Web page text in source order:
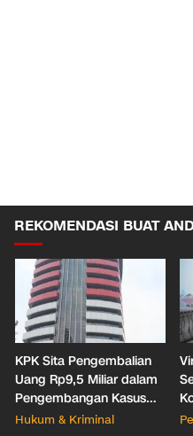
REKOMENDASI BUAT
KPK Sita Pengembalian
Uang Rp9,5 Miliar dalam
Pengembangan Kasus
Korupsi Pajak KPP
Hukum & Kriminal